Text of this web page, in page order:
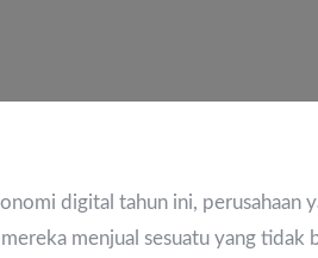
digital tahun ini,
menjual sesuatu yang